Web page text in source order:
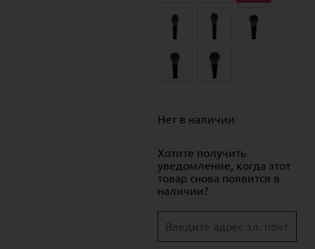
Нет в наличии
Хотите получить
уведомление, когда этот
товар снова появится в
наличии?